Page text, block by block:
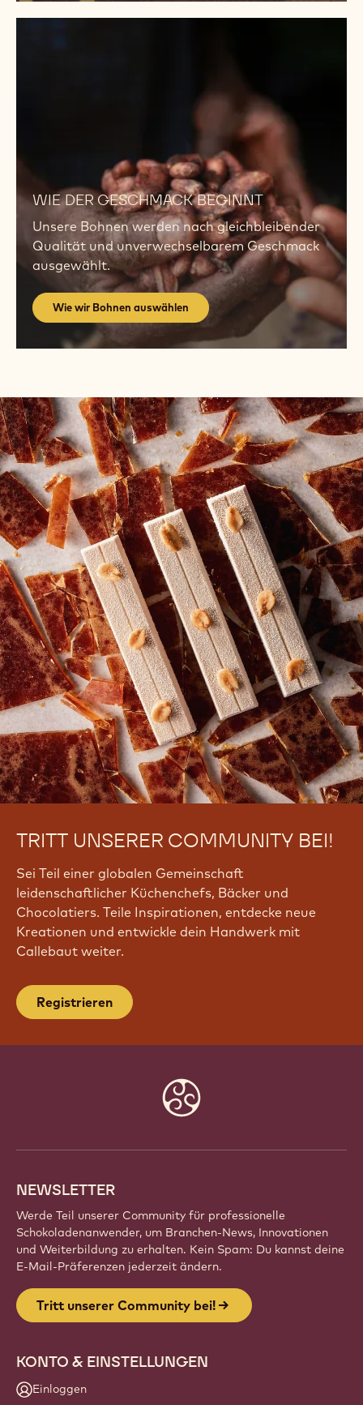
WIE DER GESCHMACK BEGINNT
Unsere Bohnen werden nach gleichbleibender
Qualität und unverwechselbarem Geschmack
ausgewählt.
Wie wir Bohnen auswählen
Wie
wir
Bohnen
auswählen
TRITT UNSERER COMMUNITY BEI!
Sei Teil einer globalen Gemeinschaft
leidenschaftlicher Küchenchefs, Bäcker und
Chocolatiers. Teile Inspirationen, entdecke neue
Kreationen und entwickle dein Handwerk mit
Callebaut weiter.
Registrieren
NEWSLETTER
Werde Teil unserer Community für professionelle
Schokoladenanwender, um Branchen-News, Innovationen
und Weiterbildung zu erhalten. Kein Spam: Du kannst deine
E-Mail-Präferenzen jederzeit ändern.
Tritt unserer Community bei!
KONTO & EINSTELLUNGEN
Einloggen